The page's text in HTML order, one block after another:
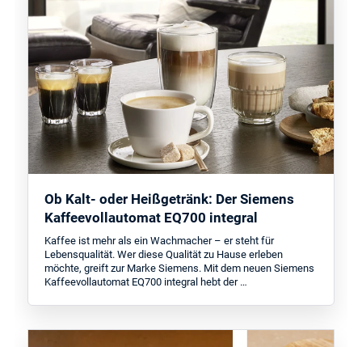
Ob Kalt- oder Heißgetränk: Der Siemens
Kaffeevollautomat EQ700 integral
Kaffee ist mehr als ein Wachmacher – er steht für
Lebensqualität. Wer diese Qualität zu Hause erleben
möchte, greift zur Marke Siemens. Mit dem neuen Siemens
Kaffeevollautomat EQ700 integral hebt der …